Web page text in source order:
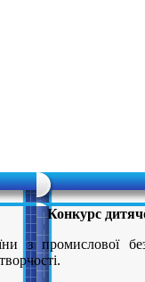
Конкурс
з промислової